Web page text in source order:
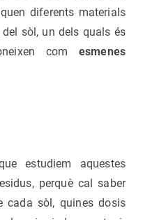
diferents materials
sòl, un dels quals és
com esmenes
estudiem aquestes
perquè cal saber
cada sòl, quines dosis